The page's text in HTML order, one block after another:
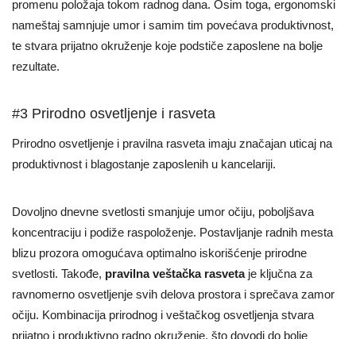
promenu položaja tokom radnog dana. Osim toga, ergonomski
nameštaj samnjuje umor i samim tim povećava produktivnost,
te stvara prijatno okruženje koje podstiče zaposlene na bolje
rezultate.
#3 Prirodno osvetljenje i rasveta
Prirodno osvetljenje i pravilna rasveta imaju značajan uticaj na
produktivnost i blagostanje zaposlenih u kancelariji.
Dovoljno dnevne svetlosti smanjuje umor očiju, poboljšava
koncentraciju i podiže raspoloženje. Postavljanje radnih mesta
blizu prozora omogućava optimalno iskorišćenje prirodne
svetlosti. Takođe, pravilna veštačka rasvetaje ključna za
ravnomerno osvetljenje svih delova prostora i sprečava zamor
očiju. Kombinacija prirodnog i veštačkog osvetljenja stvara
prijatno i produktivno radno okruženje, što dovodi do bolje